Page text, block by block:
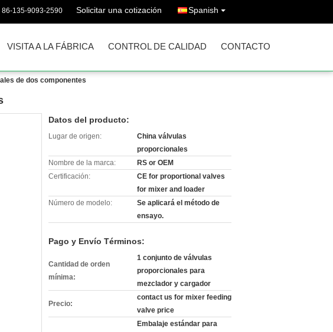
86-135-9093-2590 Solicitar una cotización Spanish
VISITA A LA FÁBRICA CONTROL DE CALIDAD CONTACTO
de dos componentes
Datos del producto:
Lugar de origen:
China válvulas
proporcionales
Nombre de la marca:
RS or OEM
Certificación:
CE for proportional valves
for mixer and loader
Número de modelo:
Se aplicará el método de
ensayo.
Pago y Envío Términos:
Cantidad de orden
mínima:
1 conjunto de válvulas
proporcionales para
mezclador y cargador
Precio:
contact us for mixer feeding
valve price
Embalaje estándar para